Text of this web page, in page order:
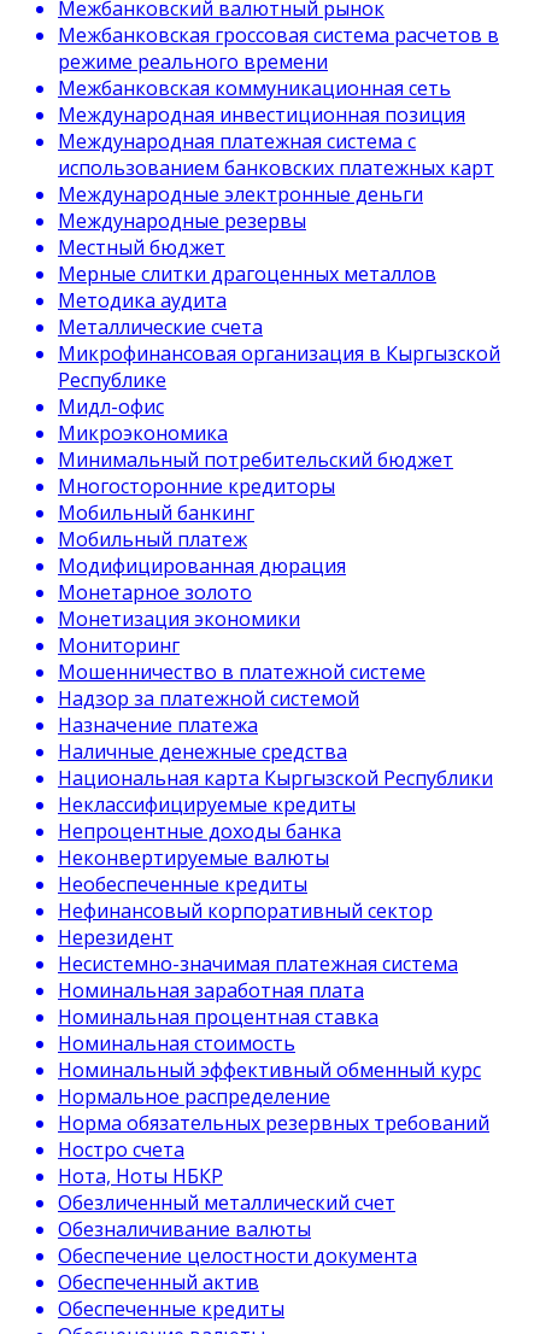
Межбанковский валютный рынок
Межбанковская гроссовая система расчетов в
режиме реального времени
Межбанковская коммуникационная сеть
Международная инвестиционная позиция
Международная платежная система с
использованием банковских платежных карт
Международные электронные деньги
Международные резервы
Местный бюджет
Мерные слитки драгоценных металлов
Методика аудита
Металлические счета
Микрофинансовая организация в Кыргызской
Республике
Мидл-офис
Микроэкономика
Минимальный потребительский бюджет
Многосторонние кредиторы
Мобильный банкинг
Мобильный платеж
Модифицированная дюрация
Монетарное золото
Монетизация экономики
Мониторинг
Мошенничество в платежной системе
Надзор за платежной системой
Назначение платежа
Наличные денежные средства
Национальная карта Кыргызской Республики
Неклассифицируемые кредиты
Непроцентные доходы банка
Неконвертируемые валюты
Необеспеченные кредиты
Нефинансовый корпоративный сектор
Нерезидент
Несистемно-значимая платежная система
Номинальная заработная плата
Номинальная процентная ставка
Номинальная стоимость
Номинальный эффективный обменный курс
Нормальное распределение
Норма обязательных резервных требований
Ностро счета
Нота, Ноты НБКР
Обезличенный металлический счет
Обезналичивание валюты
Обеспечение целостности документа
Обеспеченный актив
Обеспеченные кредиты